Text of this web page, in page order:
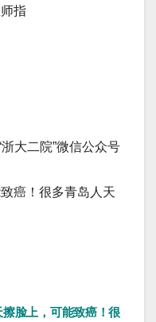
指
大二院”微信公众号
癌！很多青岛人天
擦脸上，可能致癌！很